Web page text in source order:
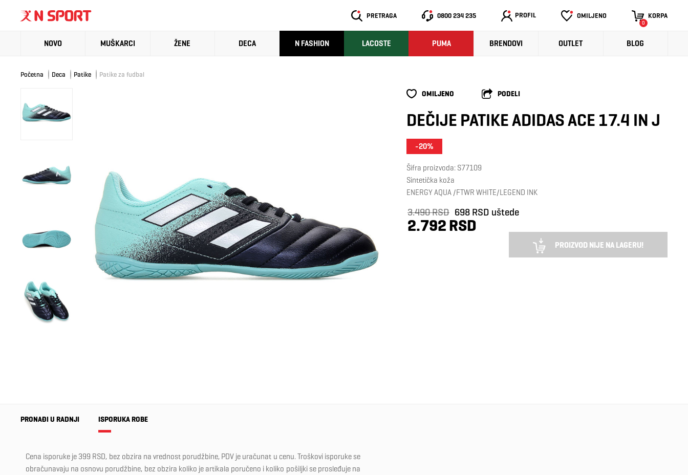
PRETRAGA 0800 234 235 PROFIL OMILJENO KORPA
0
NOVO MUŠKARCI ŽENE DECA N FASHION LACOSTE PUMA BRENDOVI OUTLET BLOG
Početna Deca Patike Patike za fudbal
OMILJENO PODELI
DEČIJE PATIKE ADIDAS ACE 17.4 IN J
-20%
Šifra proizvoda: S77109
Sintetička koža
ENERGY AQUA /FTWR WHITE/LEGEND INK
3.490 RSD 698 RSD uštede
2.792 RSD
PROIZVOD NIJE NA LAGERU!
PRONAĐI U RADNJI ISPORUKA ROBE
Cena isporuke je 399 RSD, bez obzira na vrednost porudžbine, PDV je uračunat u cenu. Troškovi isporuke se
obračunavaju na osnovu porudžbine, bez obzira koliko je artikala poručeno i koliko pošiljki se prosleđuje na